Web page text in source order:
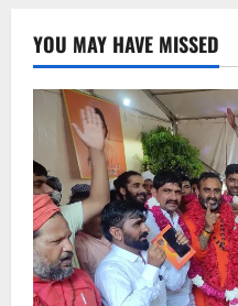
YOU MAY HAVE MISSED